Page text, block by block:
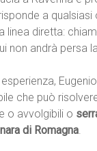
a qualsiasi
linea diretta:
non andrà persa
che può
o avvolgibili o
di Romagna.